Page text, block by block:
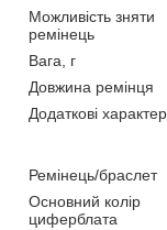
Можливість зняти
ремінець
Вага, г
Довжина ремінця
Додаткові
Ремінець/браслет
Основний колір
циферблата